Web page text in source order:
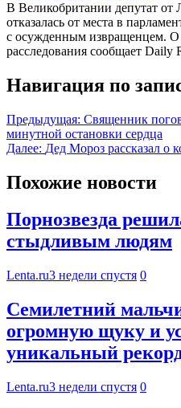
В Великобритании депутат от
отказалась от места в
с осужденным извращенцем. О
расследования сообщает Daily
Навигация по
Предыдущая: Священник
минутной остановки сердца
Далее: Дед Мороз рассказал о
Похожие новости
Порнозвезда
стыдливым людям
Lenta.ru3 недели спустя 0
Семилетний
огромную щуку и
уникальный
Lenta.ru3 недели спустя 0